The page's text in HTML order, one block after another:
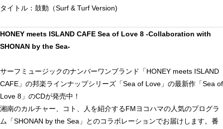
タイトル：鼓動（Surf & Turf Version)
HONEY meets ISLAND CAFE Sea of Love 8 -Collaboration with
SHONAN by the Sea-
サーフミュージックのナンバーワンブランド「HONEY meets ISLAND
CAFE」の邦楽ラインナップシリーズ「Sea of Love」の最新作「Sea of
Love 8」のCDが発売中！
湘南のカルチャー、コト、人を紹介するFMヨコハマの人気のプログラ
ム「SHONAN by the Sea」とのコラボレーションでお届けします。番